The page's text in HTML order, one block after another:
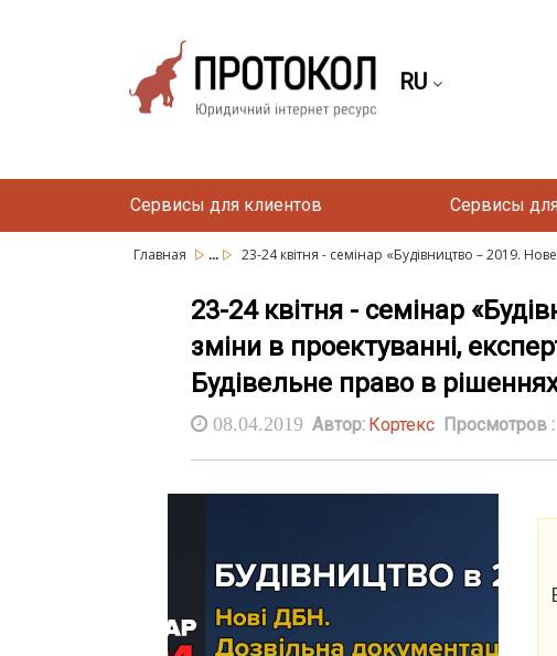
RU
Сервисы для клиентов Сервисы
Главная ... 23-24 квітня - семінар «Будівництво – 2019.
23-24 квітня - семінар
зміни в проектуванні,
Будівельне право в
08.04.2019 Автор: Кортекс Просмотров :